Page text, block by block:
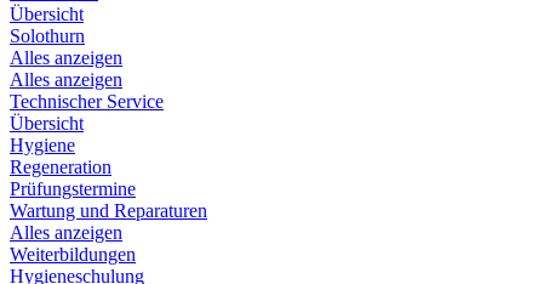
Übersicht
Solothurn
Alles anzeigen
Alles anzeigen
Technischer Service
Übersicht
Hygiene
Regeneration
Prüfungstermine
Wartung und Reparaturen
Alles anzeigen
Weiterbildungen
Hygieneschulung